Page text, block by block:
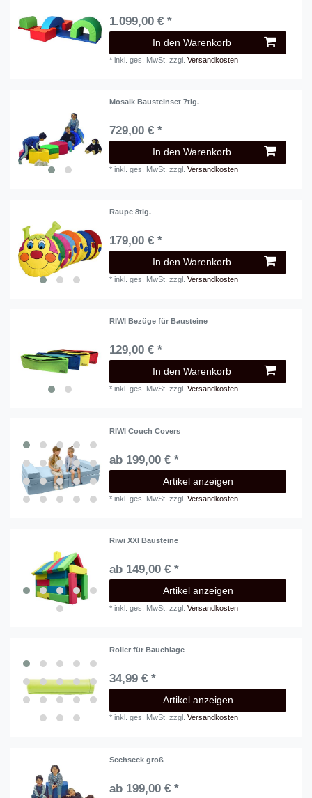
1.099,00 € *
In den Warenkorb
*inkl. ges. MwSt. zzgl.Versandkosten
Mosaik Bausteinset 7tlg.
729,00 € *
In den Warenkorb
*inkl. ges. MwSt. zzgl.Versandkosten
Raupe 8tlg.
179,00 € *
In den Warenkorb
*inkl. ges. MwSt. zzgl.Versandkosten
RIWI Bezüge für Bausteine
129,00 € *
In den Warenkorb
*inkl. ges. MwSt. zzgl.Versandkosten
RIWI Couch Covers
ab 199,00 € *
Artikel anzeigen
*inkl. ges. MwSt. zzgl.Versandkosten
Riwi XXl Bausteine
ab 149,00 € *
Artikel anzeigen
*inkl. ges. MwSt. zzgl.Versandkosten
Roller für Bauchlage
34,99 € *
Artikel anzeigen
*inkl. ges. MwSt. zzgl.Versandkosten
Sechseck groß
ab 199,00 € *